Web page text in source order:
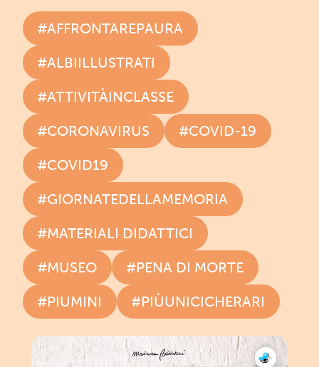
#AFFRONTAREPAURA
#ALBIILLUSTRATI
#ATTIVITÀINCLASSE
#CORONAVIRUS
#COVID-19
#COVID19
#GIORNATEDELLAMEMORIA
#MATERIALI DIDATTICI
#MUSEO
#PENA DI MORTE
#PIUMINI
#PIÙUNICICHERARI